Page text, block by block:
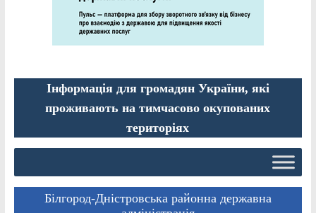
Інформація для громадян України, які
проживають на тимчасово окупованих
територіях
Білгород-Дністровська районна державна